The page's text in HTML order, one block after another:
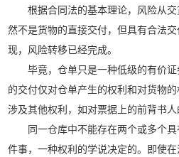
根据合同法的基本理论，风险从
然不是货物的直接交付，但具有合法
现，风险转移已经完成。
毕竟，仓单只是一种低级的有价
的交付仅对仓单产生的权利和对货物
涉及其他权利，如对票据上的前背书人
同一仓库中不能存在两个或多个
件事，一种权利的学说决定的。即使